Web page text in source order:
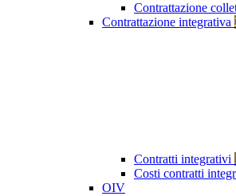
Contrattazione
Contrattazione integrativa
Contratti integrativi
Costi contratti
OIV